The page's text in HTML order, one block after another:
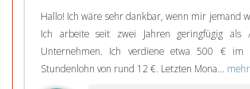
Hallo! Ich wäre sehr dankbar, wenn mir jemand
Ich arbeite seit zwei Jahren geringfügig als
Unternehmen. Ich verdiene etwa 500 € im
Stundenlohn von rund 12 €. Letzten Mona... mehr